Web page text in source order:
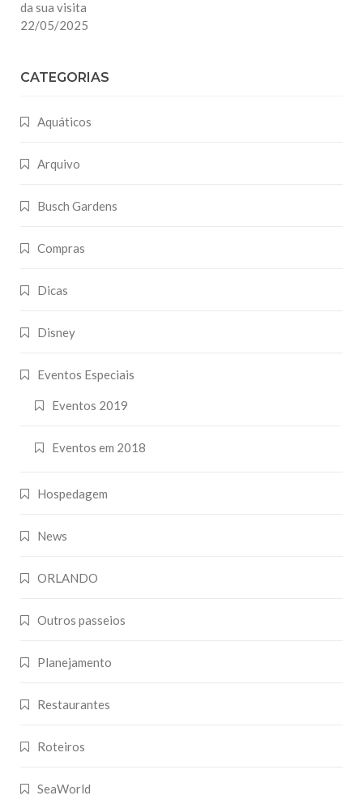
da sua visita
22/05/2025
CATEGORIAS
Aquáticos
Arquivo
Busch Gardens
Compras
Dicas
Disney
Eventos Especiais
Eventos 2019
Eventos em 2018
Hospedagem
News
ORLANDO
Outros passeios
Planejamento
Restaurantes
Roteiros
SeaWorld